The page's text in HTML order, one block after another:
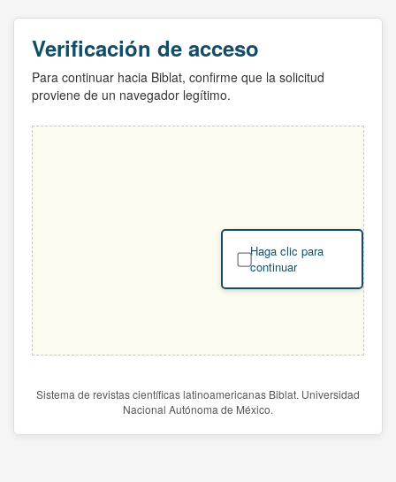
Verificación de acceso
Para continuar hacia Biblat, confirme que la solicitud
proviene de un navegador legítimo.
Haga clic para
continuar
Sistema de revistas científicas latinoamericanas Biblat. Universidad
Nacional Autónoma de México.